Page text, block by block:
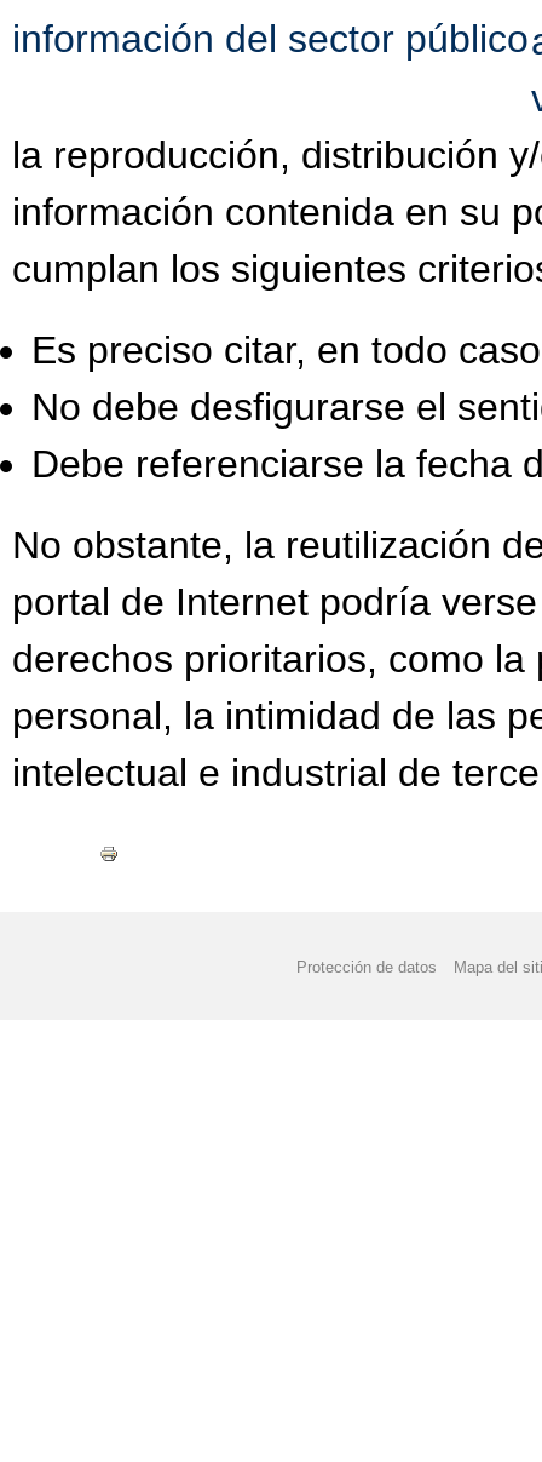
información del sector público
la reproducción, distribución
información contenida en su
cumplan los siguientes
Es preciso citar, en todo
No debe desfigurarse el
Debe referenciarse la fecha
No obstante, la reutilización
portal de Internet podría
derechos prioritarios, como
personal, la intimidad de las
intelectual e industrial de
Protección de datos Mapa del